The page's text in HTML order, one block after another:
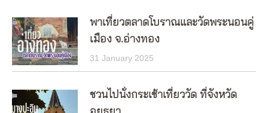
พาเที่ยวตลาดโบราณและวัดพระนอนคู่
เมือง จ.อ่างทอง
31 January 2025
ชวนไปนั่งกระเช้าเที่ยววัด ที่จังหวัด